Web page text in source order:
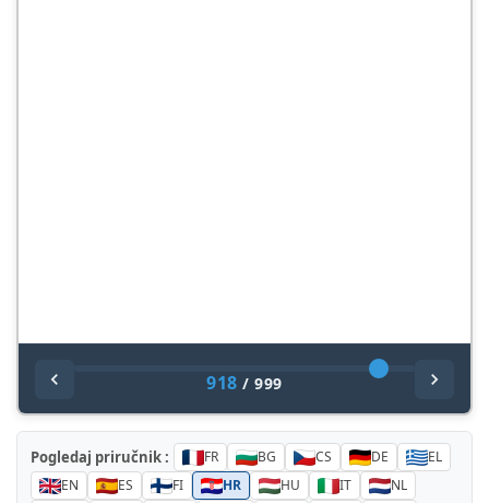
918 /999
Pogledaj priručnik : FR BG CS DE
EL
EN
ES FI HR HU IT
NL